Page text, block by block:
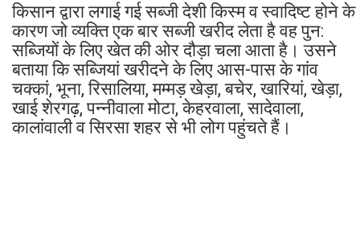
किसान द्वारा लगाई गई सब्जी देशी किस्म व स्वादिष्ट होने के
कारण जो व्यक्ति एक बार सब्जी खरीद लेता है वह पुन:
सब्जियों के लिए खेत की ओर दौड़ा चला आता है। उसने
बताया कि सब्जियां खरीदने के लिए आस-पास के गांव
चक्कां, भूना, रिसालिया, मम्मड़ खेड़ा, बचेर, खारियां, खेड़ा,
खाई शेरगढ़, पन्नीवाला मोटा, केहरवाला, सादेवाला,
कालांवाली व सिरसा शहर से भी लोग पहुंचते हैं।